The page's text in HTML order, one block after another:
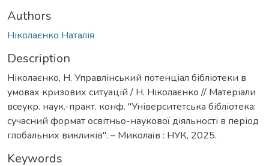
Authors
Ніколаєнко Наталія
Description
Ніколаєнко, Н. Управлінський потенціал бібліотеки в
умовах кризових ситуацій / Н. Ніколаєнко // Матеріали
всеукр. наук.-практ. конф. "Університетська бібліотека:
сучасний формат освітньо-наукової діяльності в період
глобальних викликів". – Миколаїв : НУК, 2025.
Keywords